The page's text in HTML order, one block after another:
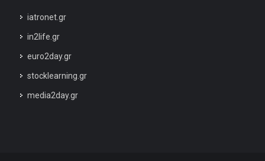
iatronet.gr
in2life.gr
euro2day.gr
stocklearning.gr
media2day.gr